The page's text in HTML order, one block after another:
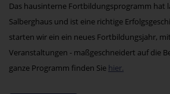
Das hausinterne Fortbildungsprogramm hat
Salberghaus und ist eine richtige
starten wir ein ein neues Fortbildungsjahr,
Veranstaltungen - maßgeschneidert auf die
ganze Programm finden Sie hier.